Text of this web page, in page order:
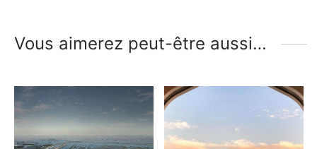
Vous aimerez peut-être aussi…